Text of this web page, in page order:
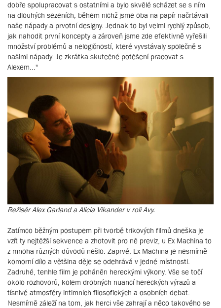
dobře spolupracovat s ostatními a bylo skvělé scházet se s ním
na dlouhých sezeních, během nichž jsme oba na papír načrtávali
naše nápady a prvotní designy. Jednak to byl velmi rychlý způsob,
jak nahodit první koncepty a zároveň jsme zde efektivně vyřešili
množství problémů a nelogičností, které vyvstávaly společně s
našimi nápady. Je zkrátka skutečné potěšení pracovat s
Alexem..."
Režisér Alex Garland a Alicia Vikander v roli Avy.
Zatímco běžným postupem při tvorbě trikových filmů dneška je
vzít ty nejtěžší sekvence a zhotovit pro ně previz, u Ex Machina to
z mnoha různých důvodů nešlo. Zaprvé, Ex Machina je nesmírně
komorní dílo a většina děje se odehrává v jedné místnosti.
Zadruhé, tenhle film je poháněn hereckými výkony. Vše se točí
okolo rozhovorů, kolem drobných nuancí hereckých výrazů a
tísnivé atmosféry intimních filosofických a osobních debat.
Nesmírně záleží na tom, jak herci vše zahrají a něco takového se